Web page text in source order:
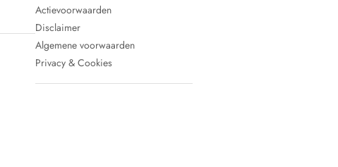
Actievoorwaarden
Disclaimer
Algemene voorwaarden
Privacy & Cookies